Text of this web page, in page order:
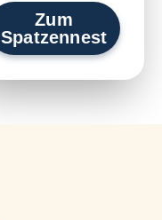
Zum
Spatzennest